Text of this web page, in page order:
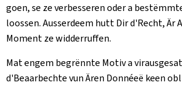
goen, se ze verbesseren oder a
loossen. Ausserdeem hutt Dir d'Recht, Är
Moment ze widderruffen.
Mat engem begrënnte Motiv a
d'Beaarbechte vun Ären Donnéeë keen